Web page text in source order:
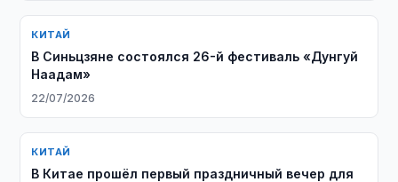
КИТАЙ
В Синьцзяне состоялся 26-й фестиваль «Дунгуй
Наадам»
22/07/2026
КИТАЙ
В Китае прошёл первый праздничный вечер для